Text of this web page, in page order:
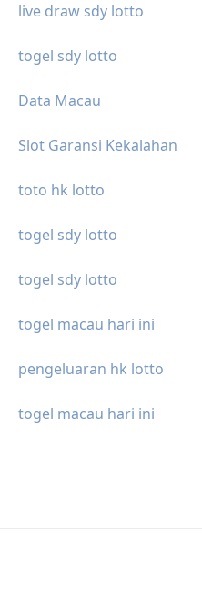
live draw sdy lotto
togel sdy lotto
Data Macau
Slot Garansi Kekalahan
toto hk lotto
togel sdy lotto
togel sdy lotto
togel macau hari ini
pengeluaran hk lotto
togel macau hari ini